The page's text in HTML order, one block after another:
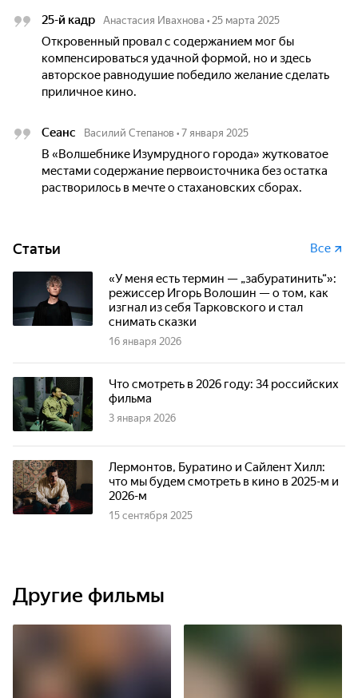
25-й кадр Анастасия Ивахнова • 25 марта 2025
Откровенный провал с содержанием мог бы
компенсироваться удачной формой, но и здесь
авторское равнодушие победило желание сделать
приличное кино.
Сеанс Василий Степанов • 7 января 2025
В «Волшебнике Изумрудного города» жутковатое
местами содержание первоисточника без остатка
растворилось в мечте о стахановских сборах.
Статьи Все
«У меня есть термин — „забуратинить“»:
режиссер Игорь Волошин — о том, как
изгнал из себя Тарковского и стал
снимать сказки
16 января 2026
Что смотреть в 2026 году: 34 российских
фильма
3 января 2026
Лермонтов, Буратино и Сайлент Хилл:
что мы будем смотреть в кино в 2025-м и
2026-м
15 сентября 2025
Другие фильмы